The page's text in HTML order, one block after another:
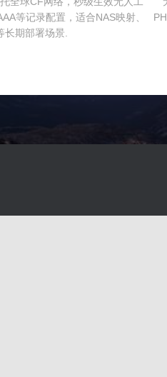
等记录配置，适合NAS映射、
长期部署场景.